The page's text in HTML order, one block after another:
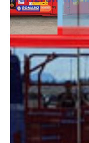
DESCRIPCIÓN
Las Tijeras Eléctricas
una altura desde los 5m a
anti-huellas y plataforma